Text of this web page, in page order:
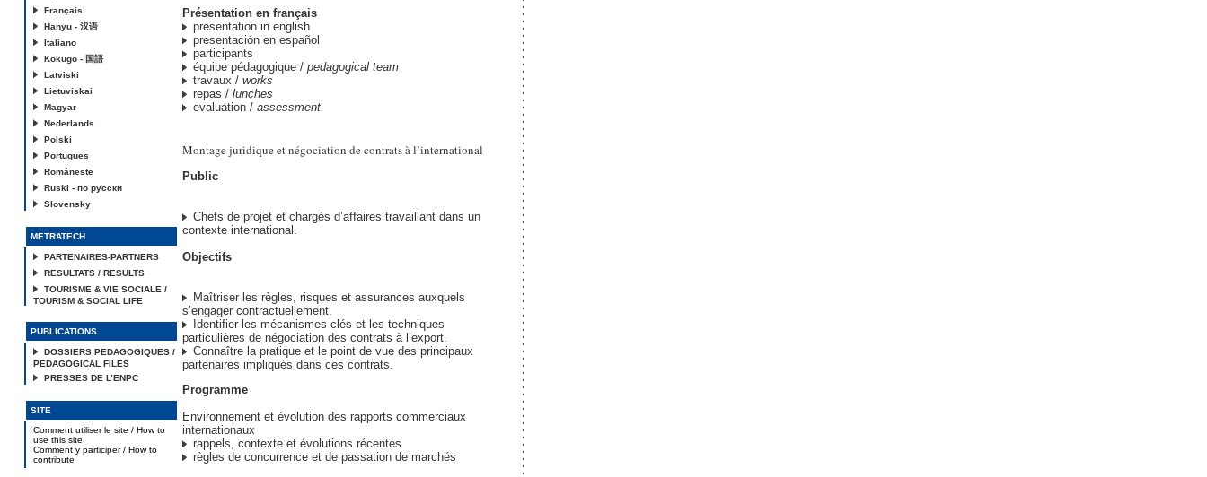
Français
Hanyu - 汉语
Italiano
Kokugo - 国語
Latviski
Lietuviskai
Magyar
Nederlands
Polski
Portugues
Româneste
Ruski - по русски
Slovensky
METRATECH
PARTENAIRES-PARTNERS
RESULTATS / RESULTS
TOURISME & VIE SOCIALE /
TOURISM & SOCIAL LIFE
PUBLICATIONS
DOSSIERS PEDAGOGIQUES /
PEDAGOGICAL FILES
PRESSES DE L’ENPC
SITE
Comment utiliser le site / How to
use this site
Comment y participer / How to
contribute
Présentation en français
presentation in english
presentación en español
participants
équipe pédagogique / pedagogical team
travaux / works
repas / lunches
evaluation / assessment
Montage juridique et négociation de contrats à l’international
Public
Chefs de projet et chargés d’affaires travaillant dans un
contexte international.
Objectifs
Maîtriser les règles, risques et assurances auxquels
s’engager contractuellement.
Identifier les mécanismes clés et les techniques
particulières de négociation des contrats à l’export.
Connaître la pratique et le point de vue des principaux
partenaires impliqués dans ces contrats.
Programme
Environnement et évolution des rapports commerciaux
internationaux
rappels, contexte et évolutions récentes
règles de concurrence et de passation de marchés